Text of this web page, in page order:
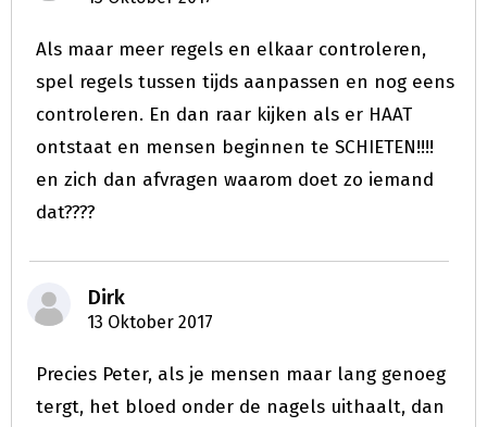
Als maar meer regels en elkaar controleren,
spel regels tussen tijds aanpassen en nog eens
controleren. En dan raar kijken als er HAAT
ontstaat en mensen beginnen te SCHIETEN!!!!
en zich dan afvragen waarom doet zo iemand
dat????
Dirk
13 Oktober 2017
Precies Peter, als je mensen maar lang genoeg
tergt, het bloed onder de nagels uithaalt, dan